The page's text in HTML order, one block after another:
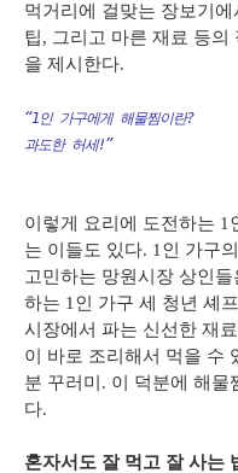
먹거리에 걸맞는 장보기
팁, 그리고 마른 재료 등의
을 제시한다.
“1인 가구에게 해물찜이란?
과도한 허세!”
이렇게 요리에 도전하는
는 이들도 있다. 1인 가구
고민하는 망원시장 상인
하는 1인 가구 세 청년 셰
시장에서 파는 신선한 재
이 바로 조리해서 먹을 수
분 꾸러미. 이 덕분에 해물
다.
혼자서도 잘 먹고 잘 사는